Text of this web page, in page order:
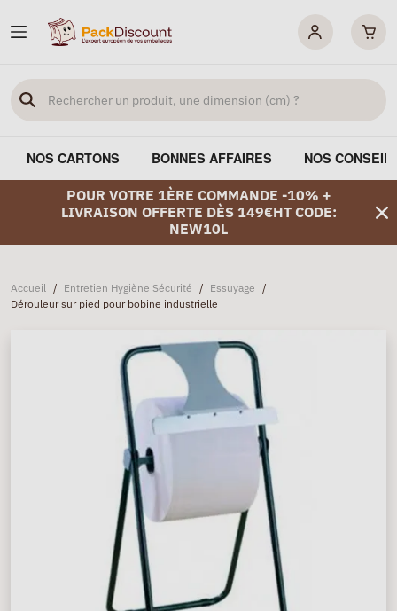
NOS CARTONS BONNES AFFAIRES NOS
POUR VOTRE 1ÈRE COMMANDE -10% +
LIVRAISON OFFERTE DÈS 149€HT CODE:
NEW10L
Accueil / Entretien Hygiène Sécurité / Essuyage /
Dérouleur sur pied pour bobine industrielle